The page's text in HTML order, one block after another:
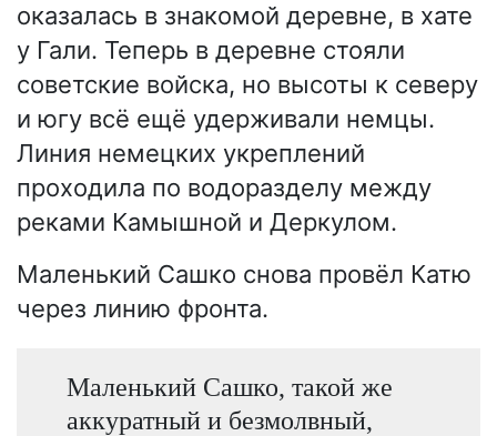
оказалась в знакомой деревне, в хате
у Гали. Теперь в деревне стояли
советские войска, но высоты к северу
и югу всё ещё удерживали немцы.
Линия немецких укреплений
проходила по водоразделу между
реками Камышной и Деркулом.
Маленький Сашко снова провёл Катю
через линию фронта.
Маленький Сашко, такой же
аккуратный и безмолвный,